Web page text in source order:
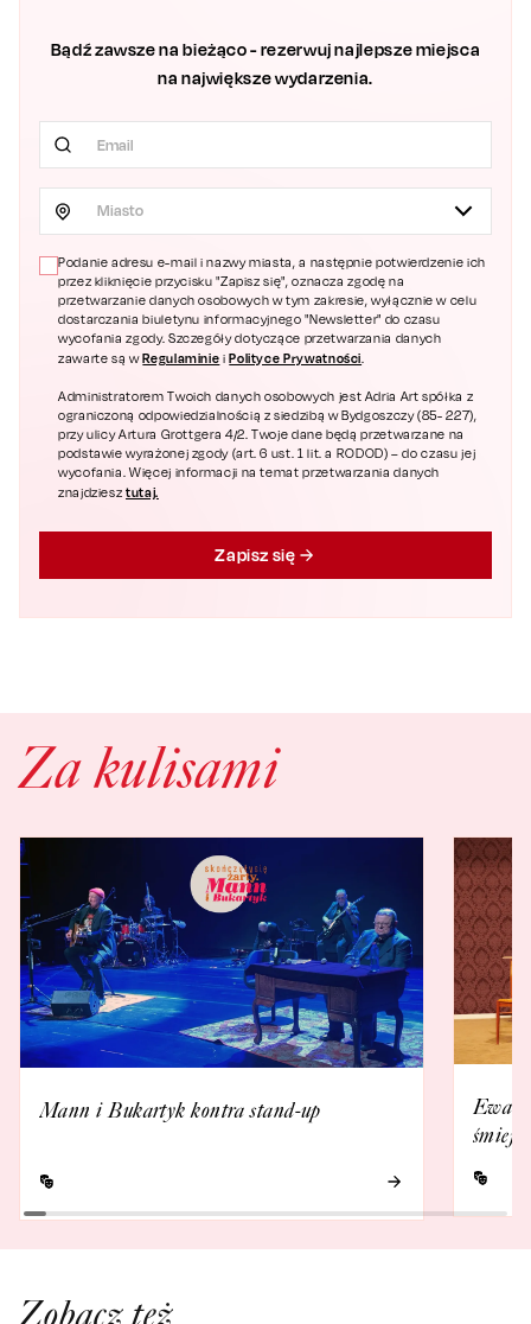
Bądź zawsze na bieżąco - rezerwuj najlepsze miejsca
na największe wydarzenia.
Miasto
Podanie adresu e-mail i nazwy miasta, a następnie potwierdzenie ich
przez kliknięcie przycisku "Zapisz się", oznacza zgodę na
przetwarzanie danych osobowych w tym zakresie, wyłącznie w celu
dostarczania biuletynu informacyjnego "Newsletter" do czasu
wycofania zgody. Szczegóły dotyczące przetwarzania danych
zawarte są wRegulaminie iPolityce Prywatności.
Administratorem Twoich danych osobowych jest Adria Art spółka z
ograniczoną odpowiedzialnością z siedzibą w Bydgoszczy (85- 227),
przy ulicy Artura Grottgera 4/2. Twoje dane będą przetwarzane na
podstawie wyrażonej zgody (art. 6 ust. 1 lit. a RODOD) – do czasu jej
wycofania. Więcej informacji na temat przetwarzania danych
znajdziesztutaj.
Zapisz się
Za kulisami
Mann i Bukartyk kontra stand-up
Ewa
śmieje
Zobacz też